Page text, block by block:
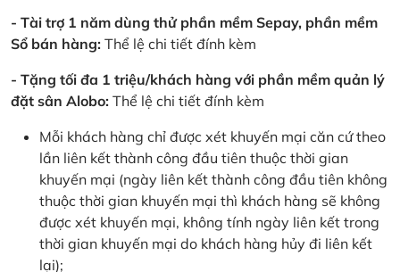
- Tài trợ 1 năm dùng thử phần mềm Sepay, phần mềm
Sổ bán hàng: Thể lệ chi tiết đính kèm
- Tặng tối đa 1 triệu/khách hàng với phần mềm quản lý
đặt sân Alobo: Thể lệ chi tiết đính kèm
Mỗi khách hàng chỉ được xét khuyến mại căn cứ theo
lần liên kết thành công đầu tiên thuộc thời gian
khuyến mại (ngày liên kết thành công đầu tiên không
thuộc thời gian khuyến mại thì khách hàng sẽ không
được xét khuyến mại, không tính ngày liên kết trong
thời gian khuyến mại do khách hàng hủy đi liên kết
lại);